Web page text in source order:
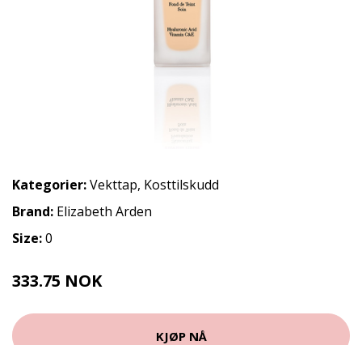
Kategorier:Vekttap, Kosttilskudd
Brand: Elizabeth Arden
Size:0
333.75 NOK
KJØP NÅ